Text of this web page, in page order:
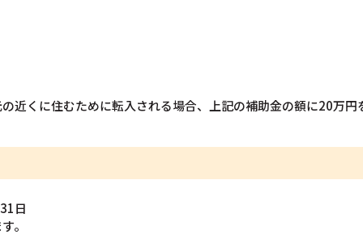
近くに住むために転入される場合、上記の補助金の額に20万円
日
。